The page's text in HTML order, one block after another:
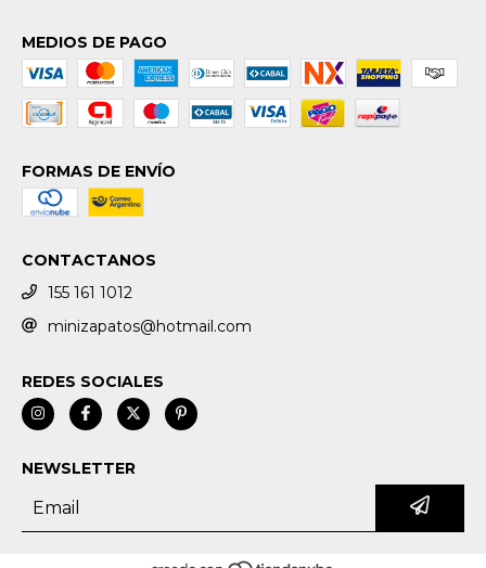
MEDIOS DE PAGO
FORMAS DE ENVÍO
CONTACTANOS
155 161 1012
minizapatos@hotmail.com
REDES SOCIALES
NEWSLETTER